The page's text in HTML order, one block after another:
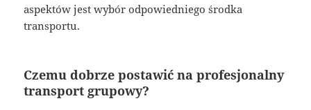
aspektów jest wybór odpowiedniego środka
transportu.
Czemu dobrze postawić na profesjonalny
transport grupowy?